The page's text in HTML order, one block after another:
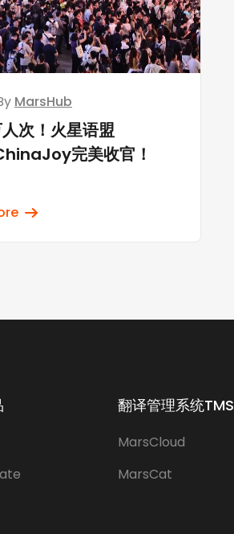
MarsHub
次！火星语盟
完美收官！
翻译管理系统TMS
MarsCloud
MarsCat